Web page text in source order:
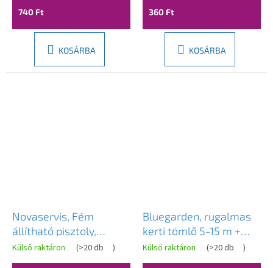
740 Ft
KOSÁRBA
360 Ft
KOSÁRBA
Novaservis, Fém
állítható pisztoly,
DY2095
Külső raktáron (>20 db )
Bluegarden, rugalmas
kerti tömlő 5-15 m +
szórópisztoly P20011,
zöld, OGR-00116
Külső raktáron (>20 db )